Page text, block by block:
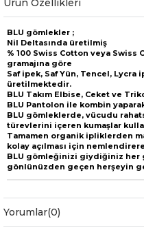
Ürün Özellikleri
BLU gömlekler ;
Nil Deltasında üretilmiş
% 100 Swiss Cotton veya
gramajına göre
Saf ipek, Saf Yün, Tencel, Lycra
üretilmektedir.
BLU Takım Elbise, Ceket ve
BLU Pantolon ile kombin
BLU gömleklerde, vücudu
türevlerini içeren kumaşlar
Tamamen organik ipliklerden
kolay açılması için
BLU gömleğinizi giydiğiniz her
gönlünüzden geçen herşeyin
Yorumlar(0)